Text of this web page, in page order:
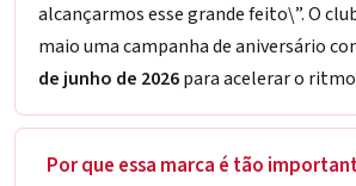
alcançarmos esse grande feito\”. O
maio uma campanha de aniversário
de junho de 2026para acelerar o
Por que essa marca é tão